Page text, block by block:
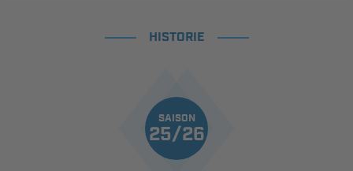
HISTORIE
SAISON
25/26